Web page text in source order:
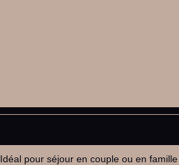
Idéal pour séjour en couple ou en